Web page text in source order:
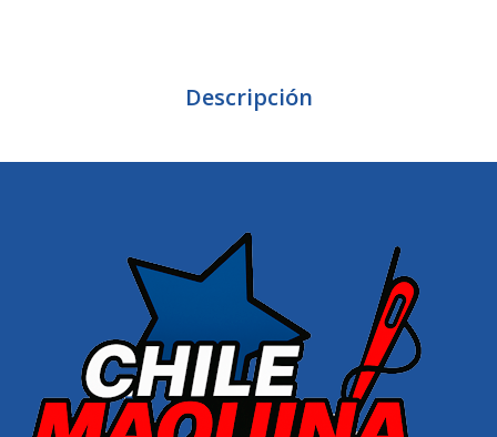
Descripción